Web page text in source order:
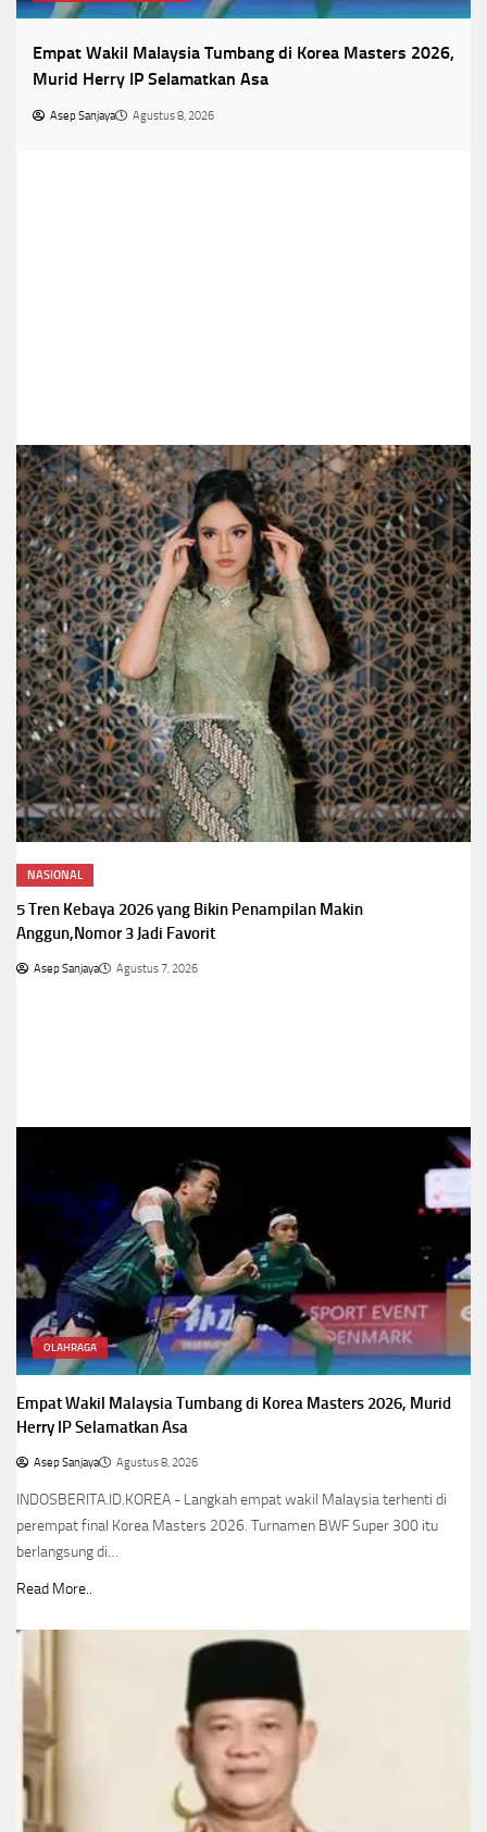
Empat Wakil Malaysia Tumbang di Korea Masters 2026,
Murid Herry IP Selamatkan Asa
Asep Sanjaya Agustus 8, 2026
NASIONAL
5 Tren Kebaya 2026 yang Bikin Penampilan Makin
Anggun,Nomor 3 Jadi Favorit
Asep Sanjaya Agustus 7, 2026
OLAHRAGA
Empat Wakil Malaysia Tumbang di Korea Masters 2026, Murid
Herry IP Selamatkan Asa
Asep Sanjaya Agustus 8, 2026
INDOSBERITA.ID.KOREA - Langkah empat wakil Malaysia terhenti di
perempat final Korea Masters 2026. Turnamen BWF Super 300 itu
berlangsung di…
Read More..